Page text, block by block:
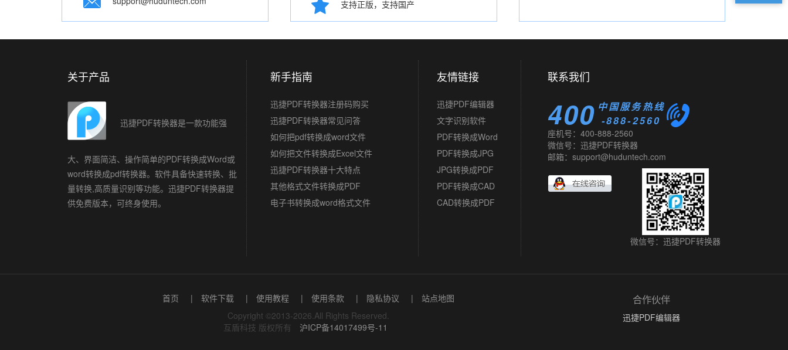
支持正版，支持国产
关于产品
迅捷PDF转换器是一款功能强
大、界面简洁、操作简单的PDF转换成Word或
word转换成pdf转换器。软件具备快速转换、批
量转换,高质量识别等功能。迅捷PDF转换器提
供免费版本，可终身使用。
新手指南
迅捷PDF转换器注册码购买
迅捷PDF转换器常见问答
如何把pdf转换成word文件
如何把文件转换成Excel文件
迅捷PDF转换器十大特点
其他格式文件转换成PDF
电子书转换成word格式文件
友情链接
迅捷PDF编辑器
文字识别软件
PDF转换成Word
PDF转换成JPG
JPG转换成PDF
PDF转换成CAD
CAD转换成PDF
联系我们
400 -888-2560
中国服务热线
座机号：400-888-2560
微信号：迅捷PDF转换器
邮箱：support@huduntech.com
微信号：迅捷PDF转换器
首页 | 软件下载 | 使用教程 | 使用条款 | 隐私协议 |
站点地图
Copyright ©2013-2026.All Rights Reserved.
互盾科技 版权所有
沪ICP备14017499号-11
合作伙伴
迅捷PDF编辑器